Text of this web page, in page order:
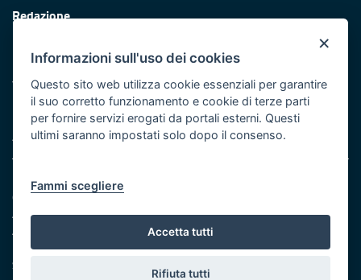
Redazione
Protezione civile
Vai al sito di Protezione Civile Puglia
Iniziativa finanziata con risorse del POR Puglia 2014/2020 -
Asse XI
Note legali
Cookie e privacy
Amministrazione trasparente
Atti di notifica
Feed RSS
Servizi Intranet
×
Informazioni sull'uso dei cookies
Questo sito web utilizza cookie essenziali per garantire
il suo corretto funzionamento e cookie di terze parti
per fornire servizi erogati da portali esterni. Questi
ultimi saranno impostati solo dopo il consenso.
Fammi scegliere
Accetta tutti
Rifiuta tutti